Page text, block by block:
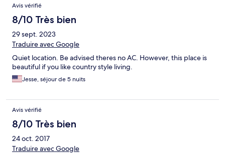
Avis vérifié
8/10 Très bien
29 sept. 2023
Traduire avec Google
Quiet location. Be advised theres no AC. However, this place is
beautiful if you like country style living.
Jesse, séjour de 5 nuits
Avis vérifié
8/10 Très bien
24 oct. 2017
Traduire avec Google